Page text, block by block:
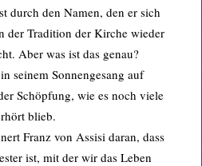
durch den Namen, den er sich
der Tradition der Kirche wieder
Aber was ist das genau?
seinem Sonnengesang auf
Schöpfung, wie es noch viele
blieb.
Franz von Assisi daran, dass
ist, mit der wir das Leben